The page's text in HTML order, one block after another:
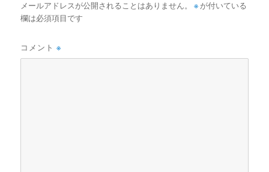
メールアドレスが公開されることはありません。 ※ が付いている
欄は必須項目です
コメント※